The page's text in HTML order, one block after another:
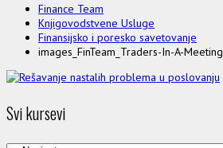
Finance Team
Knjigovodstvene Usluge
Finansijsko i poresko savetovanje
images_FinTeam_Traders-In-A-Meeting
Svi kursevi